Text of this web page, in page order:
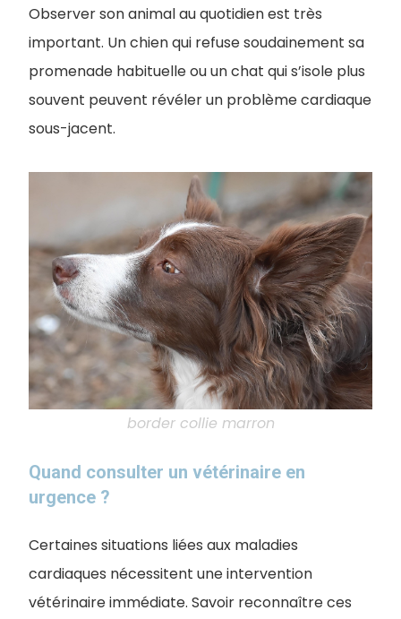
Observer son animal au quotidien est très
important. Un chien qui refuse soudainement sa
promenade habituelle ou un chat qui s’isole plus
souvent peuvent révéler un problème cardiaque
sous-jacent.
border collie marron
Quand consulter un vétérinaire en
urgence ?
Certaines situations liées aux maladies
cardiaques nécessitent une intervention
vétérinaire immédiate. Savoir reconnaître ces